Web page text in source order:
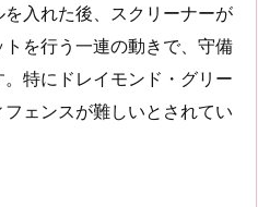
入れた後、スクリーナーが
を行う一連の動きで、守備
特にドレイモンド・グリー
ェンスが難しいとされてい